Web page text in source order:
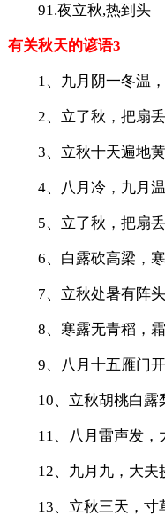
91.夜立秋,热到头
有关秋天的谚语3
1、九月阴一冬温
2、立了秋，把扇丢
3、立秋十天遍地黄
4、八月冷，九月
5、立了秋，把扇丢
6、白露砍高梁，寒
7、立秋处暑有阵
8、寒露无青稻，霜
9、八月十五雁门
10、立秋胡桃白露
11、八月雷声发，
12、九月九，大夫
13、立秋三天，寸